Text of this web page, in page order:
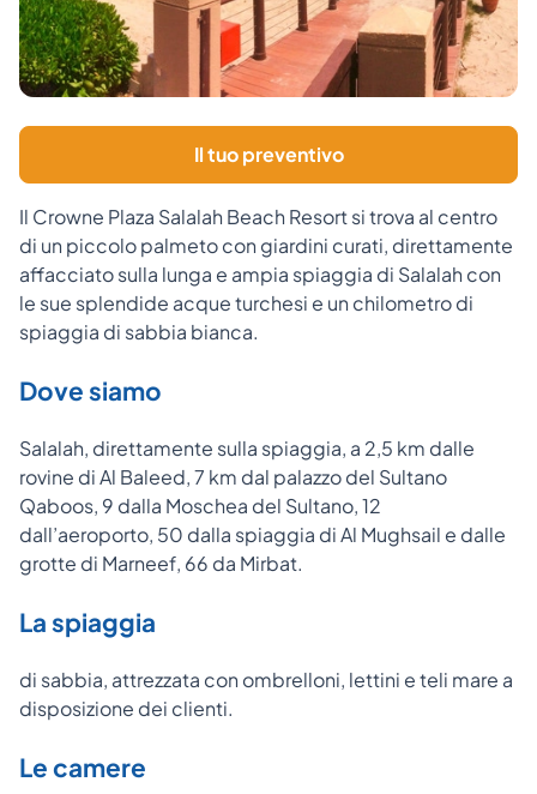
Il tuo preventivo
Il Crowne Plaza Salalah Beach Resort si trova al centro
di un piccolo palmeto con giardini curati, direttamente
affacciato sulla lunga e ampia spiaggia di Salalah con
le sue splendide acque turchesi e un chilometro di
spiaggia di sabbia bianca.
Dove siamo
Salalah, direttamente sulla spiaggia, a 2,5 km dalle
rovine di Al Baleed, 7 km dal palazzo del Sultano
Qaboos, 9 dalla Moschea del Sultano, 12
dall’aeroporto, 50 dalla spiaggia di Al Mughsail e dalle
grotte di Marneef, 66 da Mirbat.
La spiaggia
di sabbia, attrezzata con ombrelloni, lettini e teli mare a
disposizione dei clienti.
Le camere